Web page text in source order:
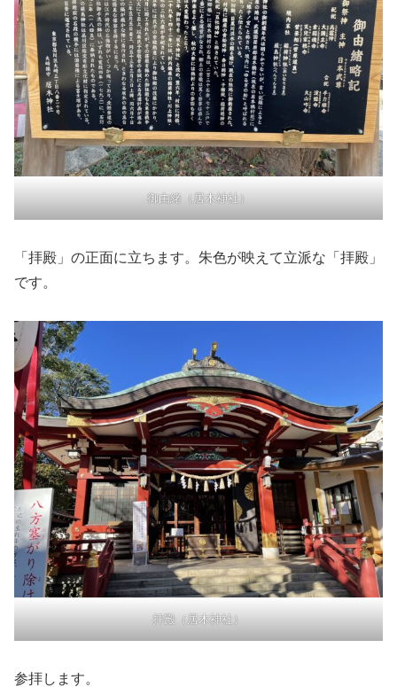
御由緒（居木神社）
「拝殿」の正面に立ちます。朱色が映えて立派な「拝殿」
です。
拝殿（居木神社）
参拝します。